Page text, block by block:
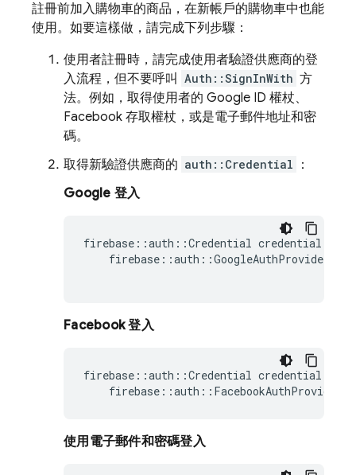
註冊前加入購物車的商品，在新帳戶的購物車中也能
使用。如要這樣做，請完成下列步驟：
使用者註冊時，請完成使用者驗證供應商的登
入流程，但不要呼叫 Auth::SignInWith 方
法。例如，取得使用者的 Google ID 權杖、
Facebook 存取權杖，或是電子郵件地址和密
碼。
取得新驗證供應商的 auth::Credential
：
Google 登入
firebase ::auth ::Credential credential
firebase ::auth ::GoogleAuthProvider
Facebook 登入
firebase ::auth ::Credential credential
firebase ::auth :: FacebookAuthProvider
使用電子郵件和密碼登入